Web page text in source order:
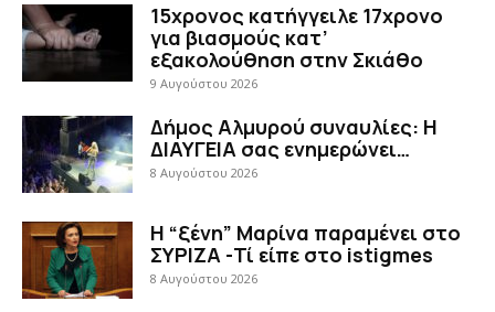
15χρονος κατήγγειλε 17χρονο
για βιασμούς κατ’
εξακολούθηση στην Σκιάθο
9 Αυγούστου 2026
Δήμος Αλμυρού συναυλίες: Η
ΔΙΑΥΓΕΙΑ σας ενημερώνει…
8 Αυγούστου 2026
Η “ξένη” Μαρίνα παραμένει στο
ΣΥΡΙΖΑ -Τί είπε στο istigmes
8 Αυγούστου 2026